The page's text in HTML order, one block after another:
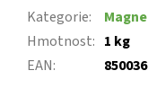
Kategorie:
Hmotnost: 1 kg
EAN: